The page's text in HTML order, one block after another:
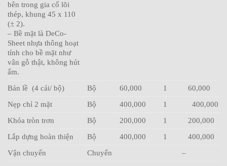
bên trong gia cố lõi
thép, khung 45 x 110
(± 2).
– Bề mặt là DeCo-
Sheet nhựa thông hoạt
tính cho bề mặt như
vân gỗ thật, không hút
ẩm.
Bản lề (4 cái/ bộ) Bộ 60,000 1
60,000
Nẹp chỉ 2 mặt
Bộ 400,000 1
400,000
Khóa tròn trơn
Bộ 200,000 1
200,000
Lắp dựng hoàn thiện
Bộ 400,000 1
400,000
Vận chuyển
Chuyến
–